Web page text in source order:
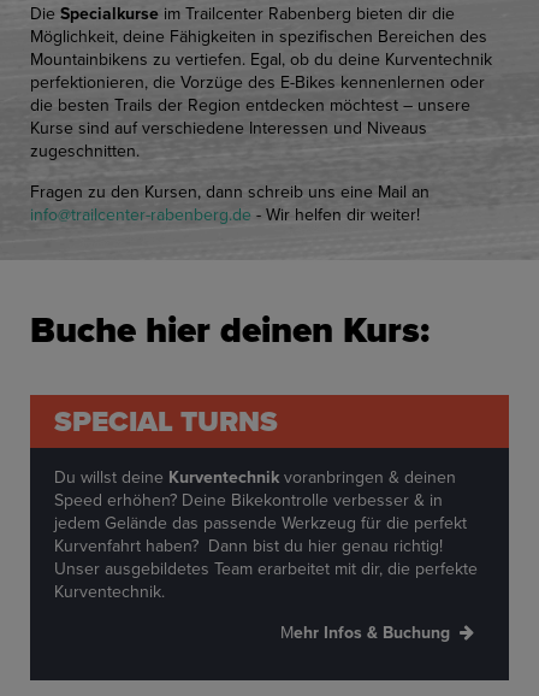
Die Specialkurse im Trailcenter Rabenberg bieten dir die
Möglichkeit, deine Fähigkeiten in spezifischen Bereichen des
Mountainbikens zu vertiefen. Egal, ob du deine Kurventechnik
perfektionieren, die Vorzüge des E-Bikes kennenlernen oder
die besten Trails der Region entdecken möchtest – unsere
Kurse sind auf verschiedene Interessen und Niveaus
zugeschnitten.
Fragen zu den Kursen, dann schreib uns eine Mail an
info@trailcenter-rabenberg.de - Wir helfen dir weiter!
Buche hier deinen Kurs:
SPECIAL TURNS
Du willst deine Kurventechnik voranbringen & deinen
Speed erhöhen? Deine Bikekontrolle verbesser & in
jedem Gelände das passende Werkzeug für die perfekt
Kurvenfahrt haben? Dann bist du hier genau richtig!
Unser ausgebildetes Team erarbeitet mit dir, die perfekte
Kurventechnik.
Mehr Infos & Buchung